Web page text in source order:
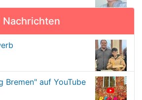
Nachrichten
Bremen" auf YouTube